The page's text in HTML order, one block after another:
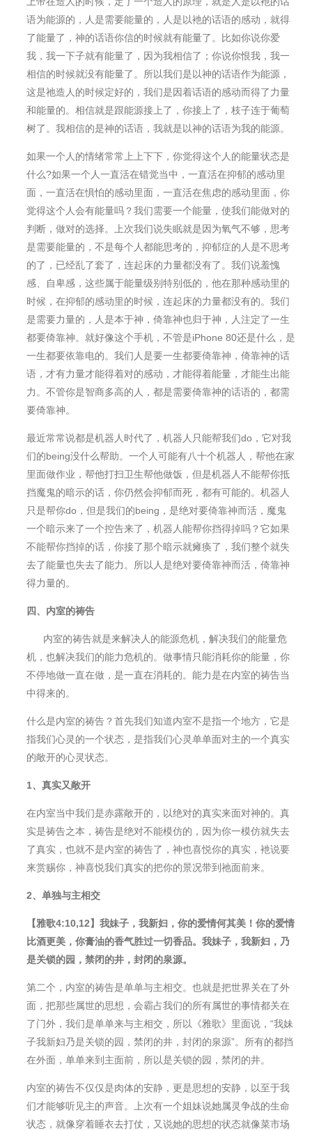
语为能源的，人是需要能量的，人是以衪的话语的感动，就得
了能量了，神的话语你信的时候就有能量了。比如你说你爱
我，我一下子就有能量了，因为我相信了；你说你恨我，我一
相信的时候就没有能量了。所以我们是以神的话语作为能源，
这是祂造人的时候定好的，我们是因着话语的感动而得了力量
和能量的。相信就是跟能源接上了，你接上了，枝子连于葡萄
树了。我相信的是神的话语，我就是以神的话语为我的能源。
如果一个人的情绪常常上上下下，你觉得这个人的能量状态是
什么?如果一个人一直活在错觉当中，一直活在抑郁的感动里
面，一直活在惧怕的感动里面，一直活在焦虑的感动里面，你
觉得这个人会有能量吗？我们需要一个能量，使我们能做对的
判断，做对的选择。上次我们说失眠就是因为氧气不够，思考
是需要能量的，不是每个人都能思考的，抑郁症的人是不思考
的了，已经乱了套了，连起床的力量都没有了。我们说羞愧
感、自卑感，这些属于能量级别特别低的，他在那种感动里的
时候，在抑郁的感动里的时候，连起床的力量都没有的。我们
是需要力量的，人是本于神，倚靠神也归于神，人注定了一生
都要倚靠神。就好像这个手机，不管是iPhone 80还是什么，是
一生都要依靠电的。我们人是要一生都要倚靠神，倚靠神的话
语，才有力量才能得着对的感动，才能得着能量，才能生出能
力。不管你是智商多高的人，都是需要倚靠神的话语的，都需
要倚靠神。
最近常常说都是机器人时代了，机器人只能帮我们do，它对我
们的being没什么帮助。一个人可能有八十个机器人，帮他在家
里面做作业，帮他打扫卫生帮他做饭，但是机器人不能帮你抵
挡魔⻤的暗示的话，你仍然会抑郁而死，都有可能的。机器人
只是帮你do，但是我们的being，是绝对要倚靠神而活，魔鬼
一个暗示来了一个控告来了，机器人能帮你挡得掉吗？它如果
不能帮你挡掉的话，你接了那个暗示就瘫痪了，我们整个就失
去了能量也失去了能力。所以人是绝对要倚靠神而活，倚靠神
得力量的。
四、 内室的祷告
内室的祷告就是来解决人的能源危机，解决我们的能量危
机，也解决我们的能力危机的。做事情只能消耗你的能量，你
不停地做一直在做，是一直在消耗的。能力是在内室的祷告当
中得来的。
什么是内室的祷告？首先我们知道内室不是指一个地方，它是
指我们心灵的一个状态，是指我们心灵单单面对主的一个真实
的敞开的心灵状态。
1、真实又敞开
在内室当中我们是赤露敞开的，以绝对的真实来面对神的。真
实是祷告之本，祷告是绝对不能模仿的，因为你一模仿就失去
了真实，也就不是内室的祷告了，神也喜悦你的真实，衪说要
来赏赐你，神喜悦我们真实的把你的景况带到祂面前来。
2、 单独与主相交
【雅歌4:10,12】我妹子，我新妇，你的爱情何其美！ 你的爱情
比酒更美，你膏油的香气胜过一切香品。我妹子，我新妇，乃
是关锁的园，禁闭的井，封闭的泉源。
第二个，内室的祷告是单单与主相交。也就是把世界关在了外
面，把那些属世的思想，会霸占我们的所有属世的事情都关在
了⻔外，我们是单单来与主相交，所以《雅歌》里面说，“我妹
子我新妇乃是关锁的园，禁闭的井，封闭的泉源”。所有的都挡
在外面，单单来到主面前，所以是关锁的园，禁闭的井。
内室的祷告不仅仅是肉体的安静，更是思想的安静，以至于我
们才能够听⻅主的声音。上次有一个姐妹说她属灵争战的生命
状态，就像穿着睡衣去打仗，又说她的思想的状态就像菜市场